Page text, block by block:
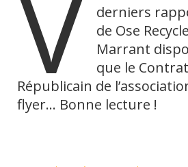
derniers
de Ose
Marrant
que le
Républicain de
flyer… Bonne lecture !